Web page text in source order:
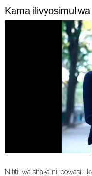
Kama
Nilitiliwa shaka nilipowasili